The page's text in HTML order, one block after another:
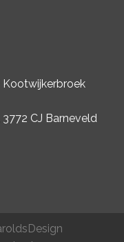
Kootwijkerbroek
CJ Barneveld